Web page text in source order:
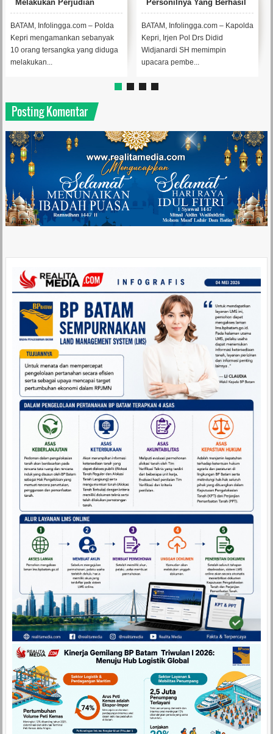
Personilnya Yang Berhasil
Ungkap Kasus Perjudian
Gelandang Permainan
Elektronik
BATAM, Infolingga.com – Kapolda
Kepri, Irjen Pol Drs Didid
Widjanardi SH memimpin
upacara pembe...
Rp 300 Juta
KARIMUN, Infolingga.com - Tim
Penindakan dan penyidikan
Kantor KPPBC Tanjungbalai
Karimun, ...
Posting Komentar